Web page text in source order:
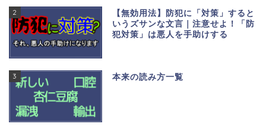
2
【無効用法】防犯に「対策」すると
いうズサンな文言｜注意せよ！「防
犯対策」は悪人を手助けする
3 本来の読み方一覧